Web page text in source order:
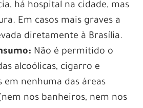
há hospital na cidade, mas
Em casos mais graves a
diretamente à Brasília.
Não é permitido o
alcoólicas, cigarro e
em nenhuma das áreas
nos banheiros, nem nos